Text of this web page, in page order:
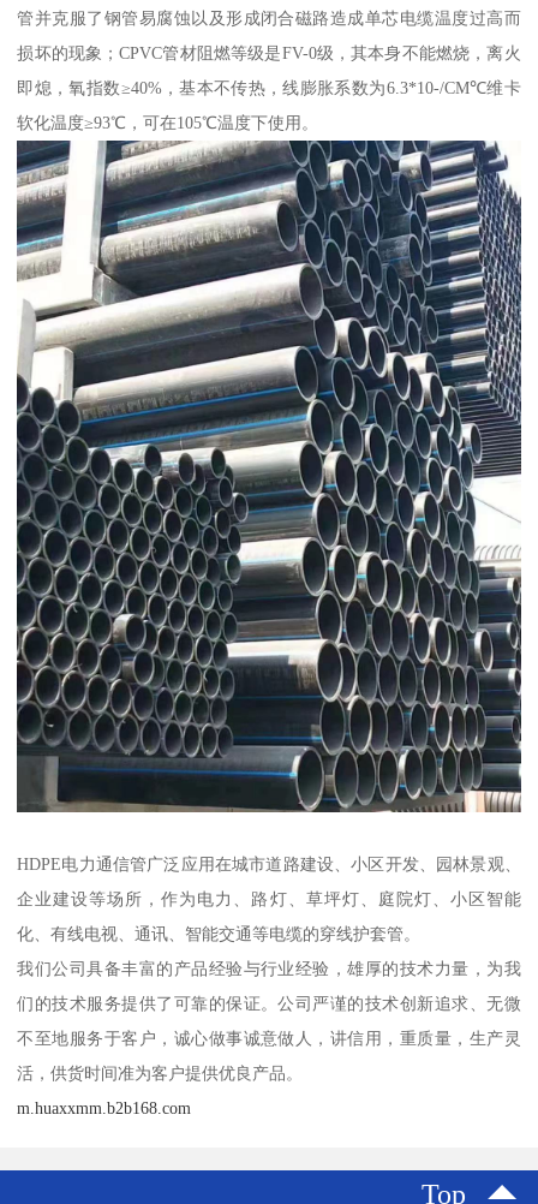
管并克服了钢管易腐蚀以及形成闭合磁路造成单芯电缆温度过高而
损坏的现象；CPVC管材阻燃等级是FV-0级，其本身不能燃烧，离火
即熄，氧指数≥40%，基本不传热，线膨胀系数为6.3*10-/CM℃维卡
软化温度≥93℃，可在105℃温度下使用。
HDPE电力通信管广泛应用在城市道路建设、小区开发、园林景观、
企业建设等场所，作为电力、路灯、草坪灯、庭院灯、小区智能
化、有线电视、通讯、智能交通等电缆的穿线护套管。
我们公司具备丰富的产品经验与行业经验，雄厚的技术力量，为我
们的技术服务提供了可靠的保证。公司严谨的技术创新追求、无微
不至地服务于客户，诚心做事诚意做人，讲信用，重质量，生产灵
活，供货时间准为客户提供优良产品。
m.huaxxmm.b2b168.com
Top